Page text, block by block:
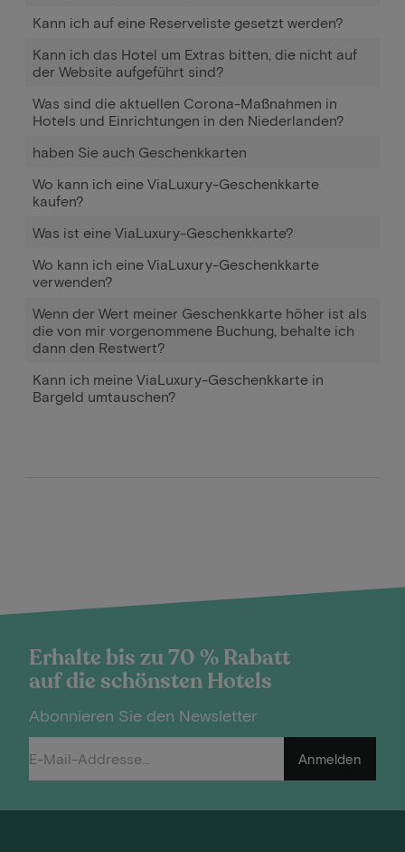
Kann ich auf eine Reserveliste gesetzt werden?
Kann ich das Hotel um Extras bitten, die nicht auf
der Website aufgeführt sind?
Was sind die aktuellen Corona-Maßnahmen in
Hotels und Einrichtungen in den Niederlanden?
haben Sie auch Geschenkkarten
Wo kann ich eine ViaLuxury-Geschenkkarte
kaufen?
Was ist eine ViaLuxury-Geschenkkarte?
Wo kann ich eine ViaLuxury-Geschenkkarte
verwenden?
Wenn der Wert meiner Geschenkkarte höher ist als
die von mir vorgenommene Buchung, behalte ich
dann den Restwert?
Kann ich meine ViaLuxury-Geschenkkarte in
Bargeld umtauschen?
Erhalte bis zu 70 % Rabatt
auf die schönsten Hotels
Abonnieren Sie den Newsletter
Anmelden